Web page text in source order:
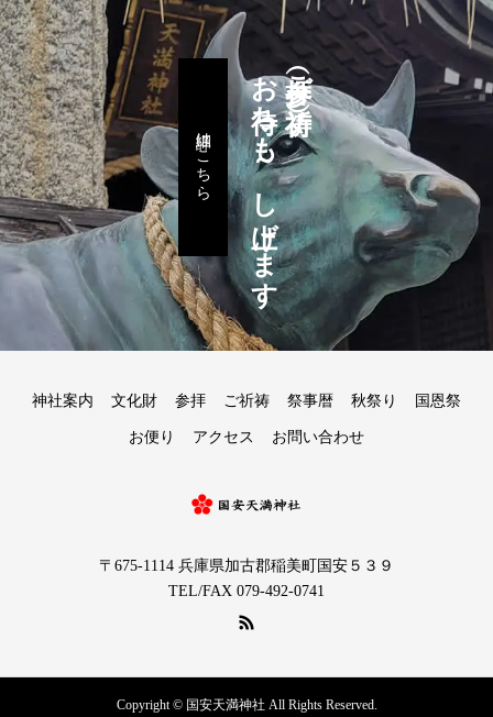
参拝（ご祈祷）
お待ちも～し上げます
詳細はこちら
神社案内 文化財 参拝 ご祈祷 祭事暦 秋祭り 国恩祭
お便り アクセス お問い合わせ
〒675-1114 兵庫県加古郡稲美町国安５３９
TEL/FAX 079-492-0741
Copyright © 国安天満神社 All Rights Reserved.